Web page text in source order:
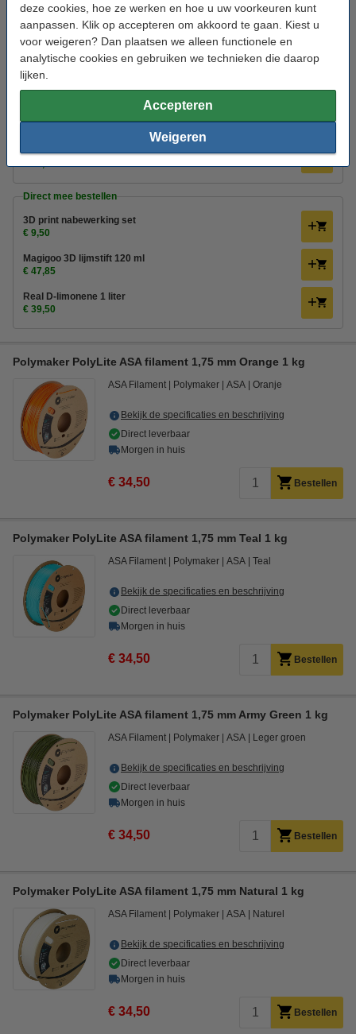
deze cookies, hoe ze werken en hoe u uw voorkeuren kunt
aanpassen. Klik op accepteren om akkoord te gaan. Kiest u
voor weigeren? Dan plaatsen we alleen functionele en
analytische cookies en gebruiken we technieken die daarop
lijken.
Accepteren
Weigeren
Morgen in huis
€ 36,90
123-3D Filament ASA Zwart 1,75 mm 1 kg
€ 33,50
Direct mee bestellen
3D print nabewerking set
€ 9,50
Magigoo 3D lijmstift 120 ml
€ 47,85
Real D-limonene 1 liter
€ 39,50
Polymaker PolyLite ASA filament 1,75 mm Orange 1 kg
ASA Filament Polymaker ASA Oranje
Bekijk de specificaties en beschrijving
Direct leverbaar
Morgen in huis
€ 34,50 Bestellen
Polymaker PolyLite ASA filament 1,75 mm Teal 1 kg
ASA Filament Polymaker ASA Teal
Bekijk de specificaties en beschrijving
Direct leverbaar
Morgen in huis
€ 34,50 Bestellen
Polymaker PolyLite ASA filament 1,75 mm Army Green 1 kg
ASA Filament Polymaker ASA Leger groen
Bekijk de specificaties en beschrijving
Direct leverbaar
Morgen in huis
€ 34,50 Bestellen
Polymaker PolyLite ASA filament 1,75 mm Natural 1 kg
ASA Filament Polymaker ASA Naturel
Bekijk de specificaties en beschrijving
Direct leverbaar
Morgen in huis
€ 34,50 Bestellen